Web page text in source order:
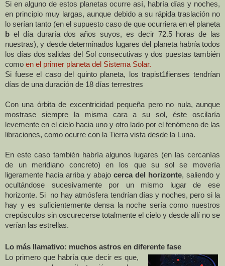
Si en alguno de estos planetas ocurre así, habría días y noches,
en principio muy largas, aunque debido a su rápida traslación no
lo serían tanto (en el supuesto caso de que ocurriera en el planeta
b el día duraría dos años suyos, es decir 72.5 horas de las
nuestras), y desde determinados lugares del planeta habría todos
los días dos salidas del Sol consecutivas y dos puestas también
como en el primer planeta del Sistema Solar.
Si fuese el caso del quinto planeta, los trapist1fienses tendrían
días de una duración de 18 días terrestres
Con una órbita de excentricidad pequeña pero no nula, aunque
mostrase siempre la misma cara a su sol, éste oscilaría
levemente en el cielo hacia uno y otro lado por el fenómeno de las
libraciones, como ocurre con la Tierra vista desde la Luna.
En este caso también habría algunos lugares (en las cercanías
de un meridiano concreto) en los que su sol se movería
ligeramente hacia arriba y abajo cerca del horizonte, saliendo y
ocultándose sucesivamente por un mismo lugar de ese
horizonte. Si no hay atmósfera tendrían días y noches, pero si la
hay y es suficientemente densa la noche sería como nuestros
crepúsculos sin oscurecerse totalmente el cielo y desde allí no se
verían las estrellas.
Lo más llamativo: muchos astros en diferente fase
Lo primero que habría que decir es que,